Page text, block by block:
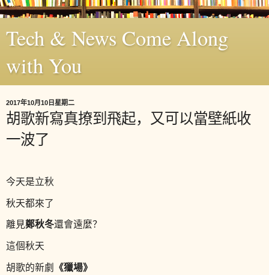
Tech & News Come Along
with You
2017年10月10日星期二
胡歌新寫真撩到飛起，又可以當壁紙收
一波了
今天是立秋
秋天都來了
離見鄭秋冬還會遠麼？
這個秋天
胡歌的新劇 《獵場》